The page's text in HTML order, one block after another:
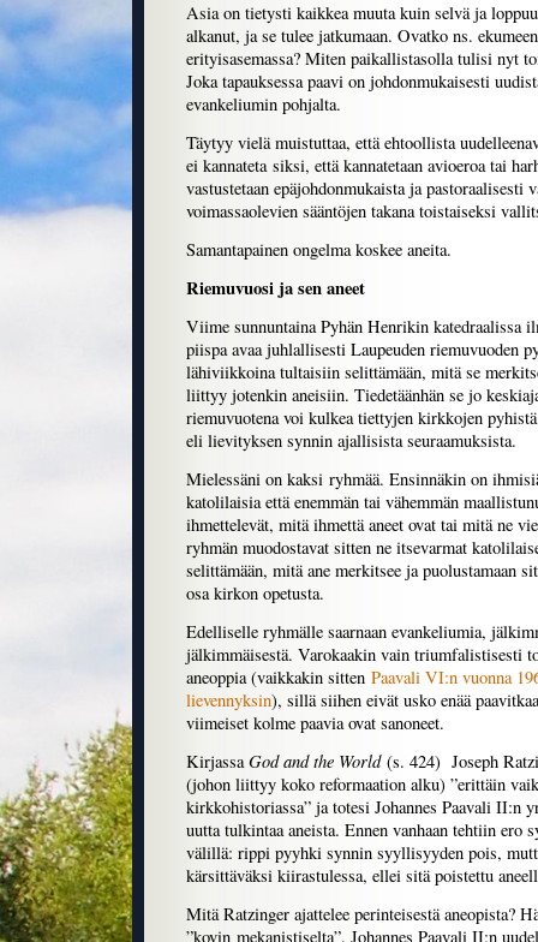
Asia on tietysti kaikkea muuta kuin selvä ja
alkanut, ja se tulee jatkumaan. Ovatko ns.
erityisasemassa? Miten paikallistasolla tulisi nyt
Joka tapauksessa paavi on johdonmukaisesti
evankeliumin pohjalta.
Täytyy vielä muistuttaa, että ehtoollista
ei kannateta siksi, että kannatetaan avioeroa tai
vastustetaan epäjohdonmukaista ja pastoraalisesti
voimassaolevien sääntöjen takana toistaiseksi
Samantapainen ongelma koskee aneita.
Riemuvuosi ja sen aneet
Viime sunnuntaina Pyhän Henrikin katedraalissa
piispa avaa juhlallisesti Laupeuden riemuvuoden
lähiviikkoina tultaisiin selittämään, mitä se
liittyy jotenkin aneisiin. Tiedetäänhän se jo
riemuvuotena voi kulkea tiettyjen kirkkojen
eli lievityksen synnin ajallisista seuraamuksista.
Mielessäni on kaksi ryhmää. Ensinnäkin on
katolilaisia että enemmän tai vähemmän
ihmettelevät, mitä ihmettä aneet ovat tai mitä ne
ryhmän muodostavat sitten ne itsevarmat
selittämään, mitä ane merkitsee ja puolustamaan
osa kirkon opetusta.
Edelliselle ryhmälle saarnaan evankeliumia,
jälkimmäisestä. Varokaakin vain triumfalistisesti
aneoppia (vaikkakin sitten Paavali VI:n vuonna
lievennyksin), sillä siihen eivät usko enää
viimeiset kolme paavia ovat sanoneet.
KirjassaGod and the World(s. 424) Joseph
(johon liittyy koko reformaation alku) ”erittäin
kirkkohistoriassa” ja totesi Johannes Paavali II:n
uutta tulkintaa aneista. Ennen vanhaan tehtiin ero
välillä: rippi pyyhki synnin syyllisyyden pois,
kärsittäväksi kiirastulessa, ellei sitä poistettu
Mitä Ratzinger ajattelee perinteisestä aneopista?
”kovin mekanistiselta”. Johannes Paavali II:n